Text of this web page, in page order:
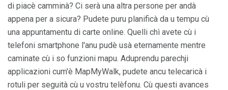
di piacè camminà? Ci serà una altra persone per andà
appena per a sicura? Pudete puru planificà da u tempu cù
una appuntamentu di carte online. Quelli chì avete cù i
telefoni smartphone l'anu pudè usà eternamente mentre
caminate cù i so funzioni mapu. Aduprendu parechji
applicazioni cum'è MapMyWalk, pudete ancu telecaricà i
rotuli per seguità cù u vostru telèfonu. Cù questi avances